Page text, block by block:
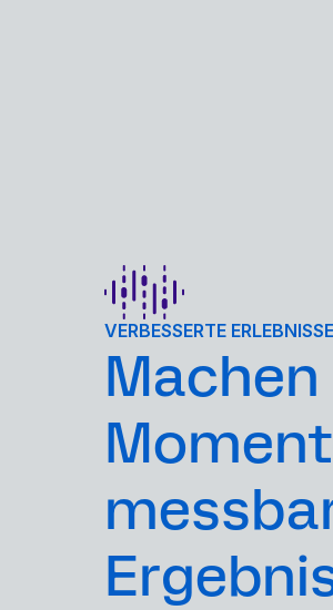
VERBESSERTE ERLEBNISSE
Machen